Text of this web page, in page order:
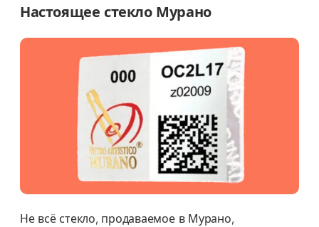
Настоящее стекло Мурано
Не всё стекло, продаваемое в Мурано,